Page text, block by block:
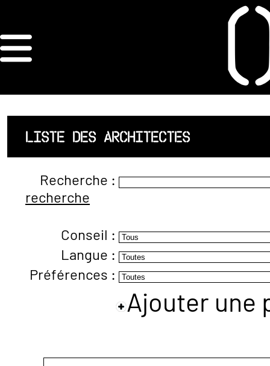
ORDRE DES
ARCHITECTES
ACCUEIL
LISTE DES
ARCHITECTES
JURISPRUDENCE
ANNEXE 4 CODT
LISTE DES ARCHITECTES
Recherche :
recherche
Conseil :
Langue :
Préférences :
Ajouter une